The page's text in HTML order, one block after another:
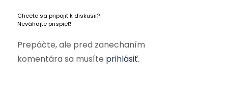
Chcete sa pripojiť k diskusii?
Neváhajte prispieť!
Prepáčte, ale pred zanechaním
komentára sa musíte prihlásiť.